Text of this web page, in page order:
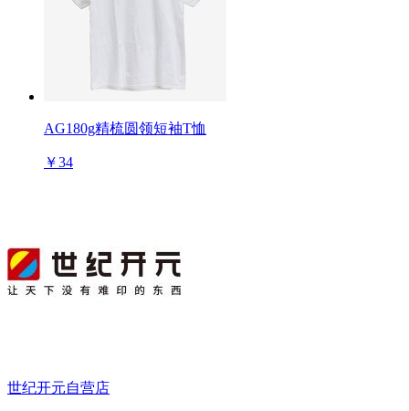
AG180g精梳圆领短袖T恤
￥34
世纪开元自营店